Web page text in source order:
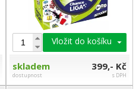
Vložit do košíku
skladem
dostupnost
399,- Kč
s DPH